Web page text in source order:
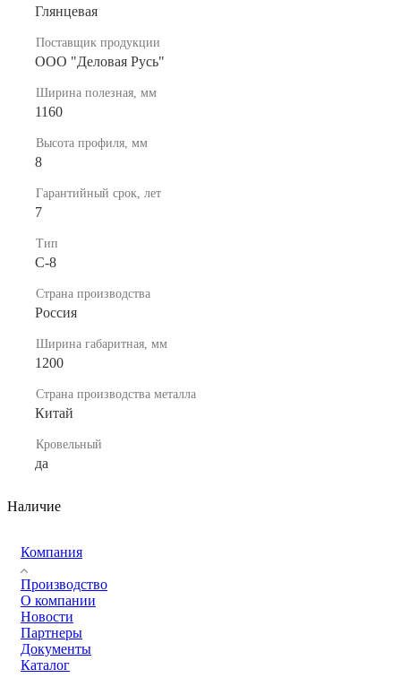
Глянцевая
Поставщик продукции
ООО "Деловая Русь"
Ширина полезная, мм
1160
Высота профиля, мм
8
Гарантийный срок, лет
7
Тип
C-8
Страна производства
Россия
Ширина габаритная, мм
1200
Страна производства металла
Китай
Кровельный
да
Наличие
Компания
Производство
О компании
Новости
Партнеры
Документы
Каталог